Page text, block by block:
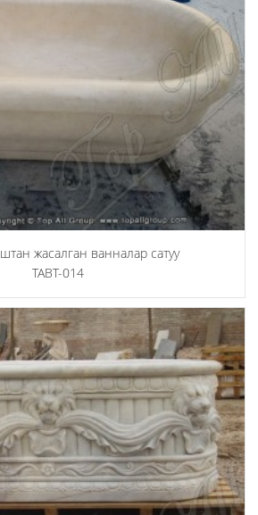
жасалган ванналар сатуу
TABT-014